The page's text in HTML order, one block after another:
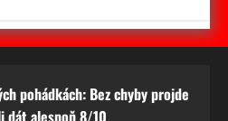
pohádkách: Bez chyby projde
dát alespoň 8/10